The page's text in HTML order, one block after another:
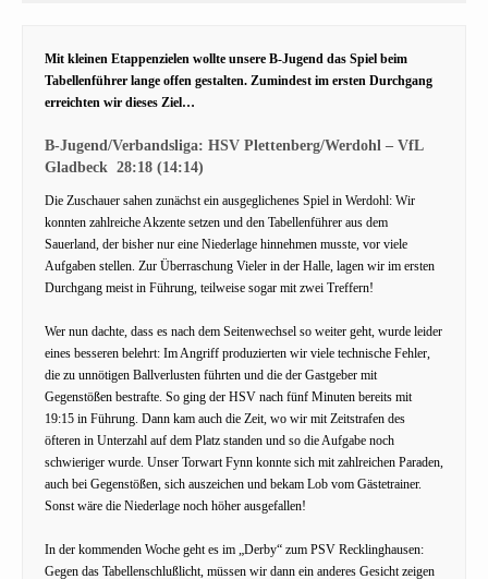
Mit kleinen Etappenzielen wollte unsere B-Jugend das Spiel beim
Tabellenführer lange offen gestalten. Zumindest im ersten Durchgang
erreichten wir dieses Ziel…
B-Jugend/Verbandsliga: HSV Plettenberg/Werdohl – VfL
Gladbeck 28:18 (14:14)
Die Zuschauer sahen zunächst ein ausgeglichenes Spiel in Werdohl: Wir
konnten zahlreiche Akzente setzen und den Tabellenführer aus dem
Sauerland, der bisher nur eine Niederlage hinnehmen musste, vor viele
Aufgaben stellen. Zur Überraschung Vieler in der Halle, lagen wir im ersten
Durchgang meist in Führung, teilweise sogar mit zwei Treffern!
Wer nun dachte, dass es nach dem Seitenwechsel so weiter geht, wurde leider
eines besseren belehrt: Im Angriff produzierten wir viele technische Fehler,
die zu unnötigen Ballverlusten führten und die der Gastgeber mit
Gegenstößen bestrafte. So ging der HSV nach fünf Minuten bereits mit
19:15 in Führung. Dann kam auch die Zeit, wo wir mit Zeitstrafen des
öfteren in Unterzahl auf dem Platz standen und so die Aufgabe noch
schwieriger wurde. Unser Torwart Fynn konnte sich mit zahlreichen Paraden,
auch bei Gegenstößen, sich auszeichen und bekam Lob vom Gästetrainer.
Sonst wäre die Niederlage noch höher ausgefallen!
In der kommenden Woche geht es im „Derby“ zum PSV Recklinghausen:
Gegen das Tabellenschlußlicht, müssen wir dann ein anderes Gesicht zeigen